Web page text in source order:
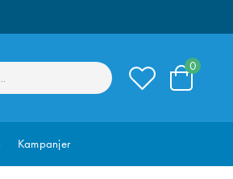
0
Kampanjer